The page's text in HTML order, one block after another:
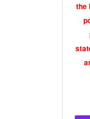
the